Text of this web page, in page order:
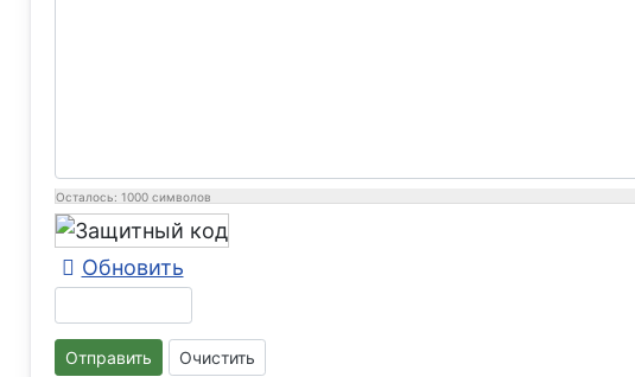
Осталось: 1000 символов
Обновить
Отправить Очистить